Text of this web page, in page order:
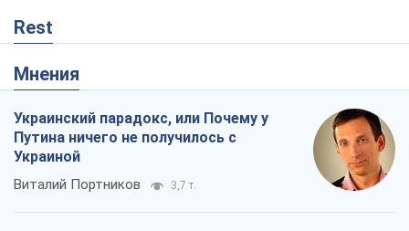
Rest
Мнения
Украинский парадокс, или Почему у
Путина ничего не получилось с
Украиной
Виталий Портников 3,7 т.